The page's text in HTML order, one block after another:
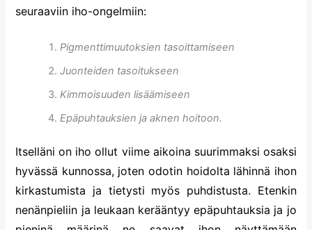
seuraaviin iho-ongelmiin:
Pigmenttimuutoksien tasoittamiseen
Juonteiden tasoitukseen
Kimmoisuuden lisäämiseen
Epäpuhtauksien ja aknen hoitoon.
Itselläni on iho ollut viime aikoina suurimmaksi osaksi
hyvässä kunnossa, joten odotin hoidolta lähinnä ihon
kirkastumista ja tietysti myös puhdistusta. Etenkin
nenänpieliin ja leukaan kerääntyy epäpuhtauksia ja jo